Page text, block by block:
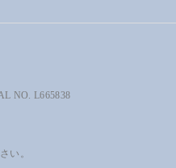
NO. L665838
い。